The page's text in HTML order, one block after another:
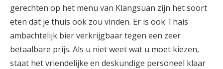
gerechten op het menu van Klangsuan zijn het soort
eten dat je thuis ook zou vinden. Er is ook Thais
ambachtelijk bier verkrijgbaar tegen een zeer
betaalbare prijs. Als u niet weet wat u moet kiezen,
staat het vriendelijke en deskundige personeel klaar